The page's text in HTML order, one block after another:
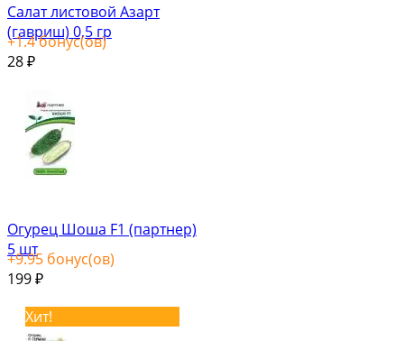
Салат листовой Азарт
(гавриш) 0,5 гр
+1.4бонус(ов)
28 ₽
Огурец Шоша F1 (партнер)
5 шт
+9.95 бонус(ов)
199 ₽
Хит!